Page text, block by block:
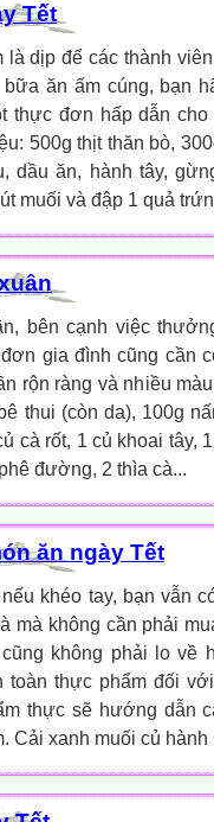
Tết
là dịp để các thành
ăn ấm cúng, bạn
thực đơn hấp dẫn
500g thịt thăn bò,
dầu ăn, hành tây,
muối và đập 1 quả
bên cạnh việc
gia đình cũng cần
rộn ràng và nhiều
thui (còn da), 100g
cà rốt, 1 củ khoai tây,
đường, 2 thìa cà...
ăn ngày Tết
khéo tay, bạn vẫn
mà không cần phải
không phải lo về
toàn thực phẩm đối
thực sẽ hướng dẫn
Cải xanh muối củ hành